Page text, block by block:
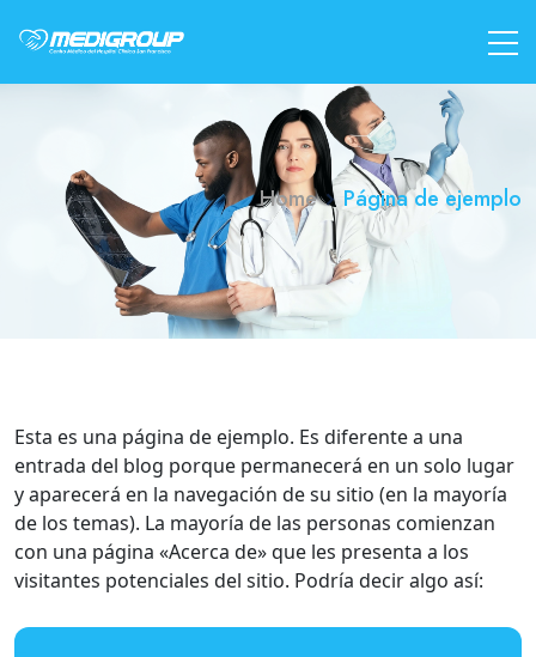
Home Página de ejemplo
Esta es una página de ejemplo. Es diferente a una
entrada del blog porque permanecerá en un solo lugar
y aparecerá en la navegación de su sitio (en la mayoría
de los temas). La mayoría de las personas comienzan
con una página «Acerca de» que les presenta a los
visitantes potenciales del sitio. Podría decir algo así: